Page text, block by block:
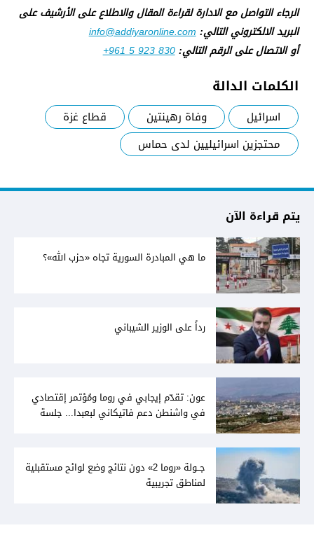
الرجاء التواصل مع الادارة لقراءة المقال والاطلاع على الأرشيف على
البريد الالكتروني التالي:info@addiyaronline.com
أو الاتصال على الرقم التالي:+961 5 923 830
الكلمات الدالة
اسرائيل وفاة رهينتين
قطاع غزة
محتجزين اسرائيليين لدى حماس
يتم قراءة الآن
ما هي المبادرة السورية تجاه «حزب الله»؟
رداً على الوزير الشيباني
عون: تقدّم إيجابي في روما ومُؤتمر إقتصادي
في واشنطن دعم فاتيكاني لبعبدا... جلسة
جــولة «روما 2» دون نتائج وضع لوائح مستقبلية
لمناطق تجريبية